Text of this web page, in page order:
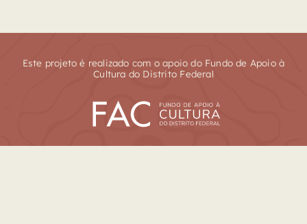
Este projeto é realizado com o apoio do Fundo de Apoio à
Cultura do Distrito Federal